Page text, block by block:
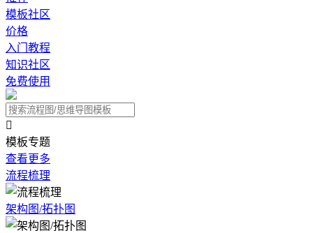
模板社区
价格
入门教程
知识社区
免费使用

模板专题
查看更多
流程梳理
架构图/拓扑图